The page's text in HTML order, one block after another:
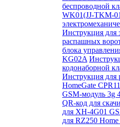
беспроводной
WK01(JJ-TKM-
Инструкция для
распашных
блока
KG02A
кодонаборной
Инструкция для
HomeGate CPR11
GSM-модуль 3g
QR-код для
для XH-4G01
для RZ250